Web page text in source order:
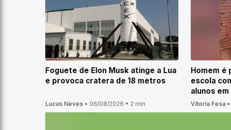
Foguete de Elon Musk atinge a Lua
e provoca cratera de 18 metros
Lucas Neves • 06/08/2026 • 2 min
Homem é
escola
alunos
Vitoria Fesa •